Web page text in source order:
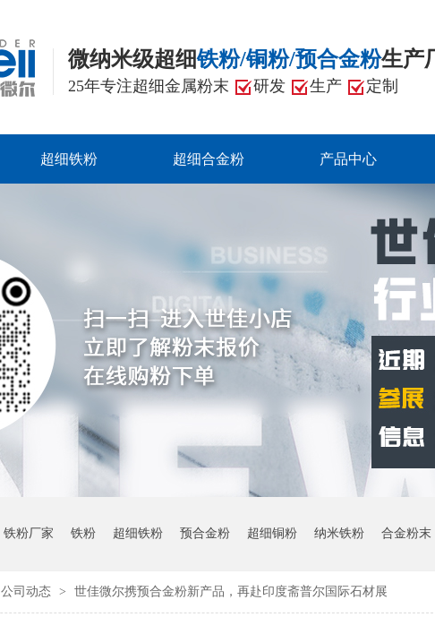
微纳米级超细铁粉/铜粉/预合金粉生产
25年专注超细金属粉末 研发 生产 定制
超细铁粉 超细合金粉 产品中心
铁粉厂家 铁粉 超细铁粉 预合金粉 超细铜粉 纳米铁粉 合金粉末
公司动态 > 世佳微尔携预合金粉新产品，再赴印度斋普尔国际石材展